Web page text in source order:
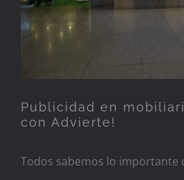
Publicidad en
con Advierte!
Todos sabemos lo importante